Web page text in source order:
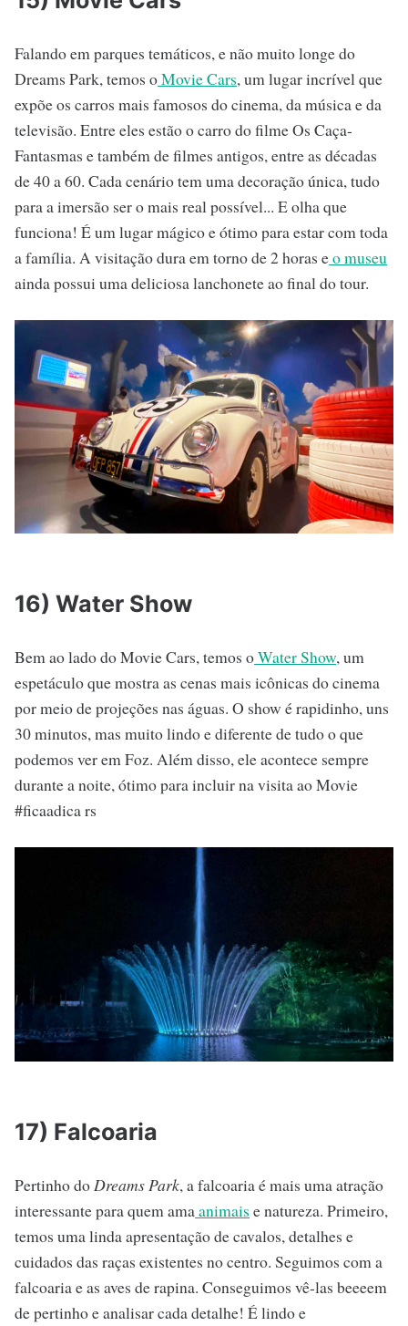
Falando em parques temáticos, e não muito longe do
Dreams Park, temos oMovie Cars, um lugar incrível que
expõe os carros mais famosos do cinema, da música e da
televisão. Entre eles estão o carro do filme Os Caça-
Fantasmas e também de filmes antigos, entre as décadas
de 40 a 60. Cada cenário tem uma decoração única, tudo
para a imersão ser o mais real possível... E olha que
funciona! É um lugar mágico e ótimo para estar com toda
a família. A visitação dura em torno de 2 horas eo museu
ainda possui uma deliciosa lanchonete ao final do tour.
16) Water Show
Bem ao lado do Movie Cars, temos oWater Show, um
espetáculo que mostra as cenas mais icônicas do cinema
por meio de projeções nas águas. O show é rapidinho, uns
30 minutos, mas muito lindo e diferente de tudo o que
podemos ver em Foz. Além disso, ele acontece sempre
durante a noite, ótimo para incluir na visita ao Movie
#ficaadica rs
17) Falcoaria
Pertinho doDreams Park, a falcoaria é mais uma atração
interessante para quem amaanimais e natureza. Primeiro,
temos uma linda apresentação de cavalos, detalhes e
cuidados das raças existentes no centro. Seguimos com a
falcoaria e as aves de rapina. Conseguimos vê-las beeeem
de pertinho e analisar cada detalhe! É lindo e